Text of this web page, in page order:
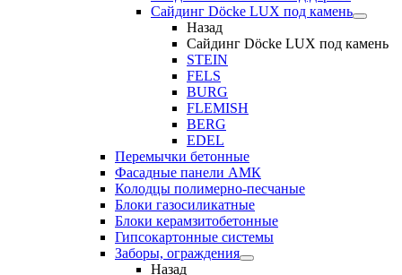
Сайдинг Döcke LUX под камень
Назад
Сайдинг Döcke LUX под камень
STEIN
FELS
BURG
FLEMISH
BERG
EDEL
Перемычки бетонные
Фасадные панели АМК
Колодцы полимерно-песчаные
Блоки газосиликатные
Блоки керамзитобетонные
Гипсокартонные системы
Заборы, ограждения
Назад